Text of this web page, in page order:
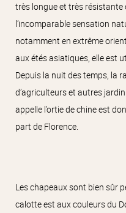
très longue et très
l’incomparable sensation
notamment en extrême
aux étés asiatiques, elle est
Depuis la nuit des temps, la
d’agriculteurs et autres
appelle l’ortie de chine est
part de Florence.
Les chapeaux sont bien sûr
calotte est aux couleurs du